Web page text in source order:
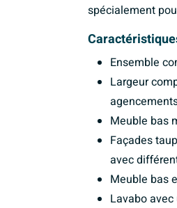
spécialement
Ensemble
Largeur
Meuble bas
Façades
avec
Meuble bas
Lavabo